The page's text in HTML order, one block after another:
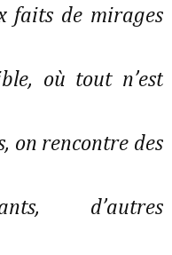
faits de mirages
où tout n’est
on rencontre des
d’autres